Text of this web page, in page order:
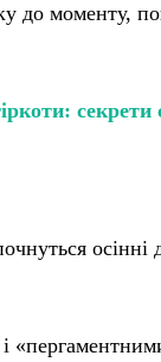
до моменту,
секрети
осінні